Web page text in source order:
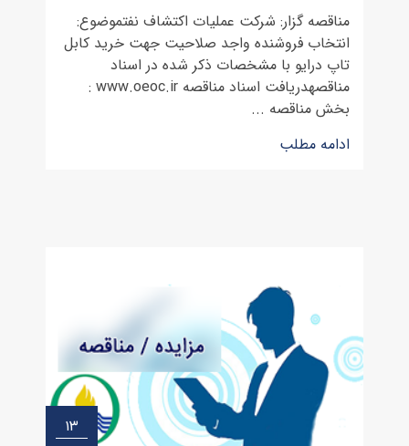
مناقصه گزار: شرکت عملیات اکتشاف نفتموضوع:
انتخاب فروشنده واجد صلاحیت جهت خرید کابل
تاپ درایو با مشخصات ذکر شده در اسناد
مناقصهدریافت اسناد مناقصه www.oeoc.ir :
بخش مناقصه ...
ادامه مطلب
۱۳